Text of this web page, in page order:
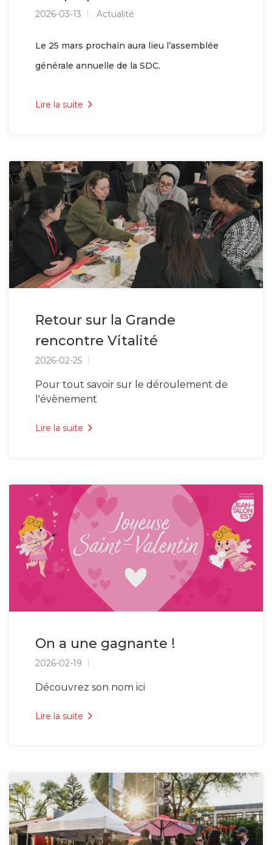
2026-03-13 Actualité
Le 25 mars prochain aura lieu l’assemblée
générale annuelle de la SDC.
Lire la suite
Retour sur la Grande
rencontre Vitalité
2026-02-25
Pour tout savoir sur le déroulement de
l'évènement
Lire la suite
On a une gagnante !
2026-02-19
Découvrez son nom ici
Lire la suite